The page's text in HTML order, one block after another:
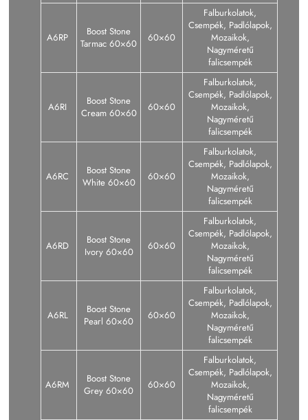
A6RP
Boost Stone
Tarmac 60×60
60×60
Falburkolatok,
Csempék, Padlólapok,
Mozaikok,
Nagyméretű
falicsempék
A6RI
Boost Stone
Cream 60×60
60×60
Falburkolatok,
Csempék, Padlólapok,
Mozaikok,
Nagyméretű
falicsempék
A6RC
Boost Stone
White 60×60
60×60
Falburkolatok,
Csempék, Padlólapok,
Mozaikok,
Nagyméretű
falicsempék
A6RD
Boost Stone
Ivory 60×60
60×60
Falburkolatok,
Csempék, Padlólapok,
Mozaikok,
Nagyméretű
falicsempék
A6RL
Boost Stone
Pearl 60×60
60×60
Falburkolatok,
Csempék, Padlólapok,
Mozaikok,
Nagyméretű
falicsempék
A6RM
Boost Stone
Grey 60×60
60×60
Falburkolatok,
Csempék, Padlólapok,
Mozaikok,
Nagyméretű
falicsempék